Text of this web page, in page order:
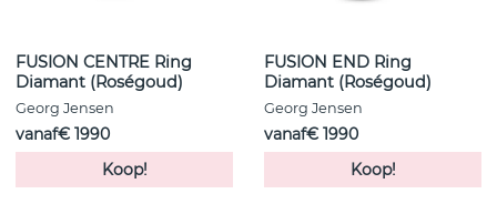
FUSION CENTRE Ring
Diamant (Roségoud)
Georg Jensen
vanaf€ 1990
Koop!
FUSION END Ring
Diamant (Roségoud)
Georg Jensen
vanaf€ 1990
Koop!